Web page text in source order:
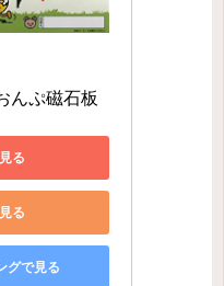
んぷ磁石板
る
る
グで見る